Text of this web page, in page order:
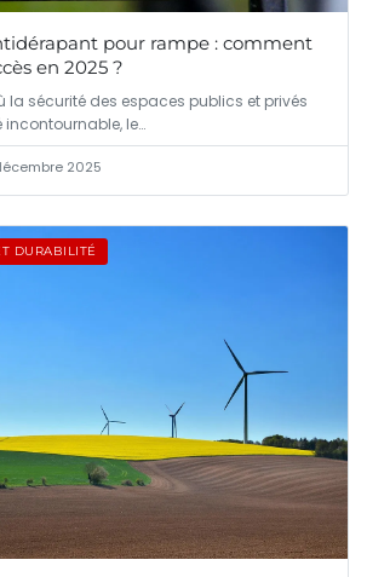
pour rampe : comment
en 2025 ?
la sécurité des espaces publics et privés
incontournable, le…
2025
DURABILITÉ